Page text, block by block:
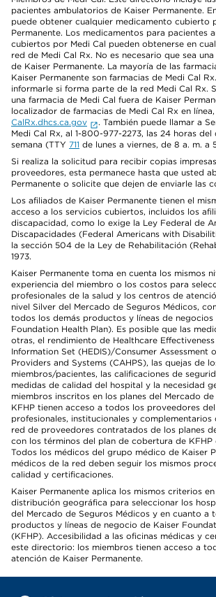
pacientes ambulatorios de Kaiser Permanente.
puede obtener cualquier medicamento cubierto
Permanente. Los medicamentos para pacientes
cubiertos por Medi Cal pueden obtenerse en
red de Medi Cal Rx. No es necesario que sea
de Kaiser Permanente. La mayoría de las
Kaiser Permanente son farmacias de Medi Cal
informarle si forma parte de la red Medi Cal Rx.
una farmacia de Medi Cal fuera de Kaiser
localizador de farmacias de Medi Cal Rx en
CalRx.dhcs.ca.gov
. También puede llamar a
Medi Cal Rx, al 1-800-977-2273, las 24 horas del
semana (TTY 711 de lunes a viernes, de 8 a. m. a
Si realiza la solicitud para recibir copias
proveedores, esta permanece hasta que usted
Permanente o solicite que dejen de enviarle las
Los afiliados de Kaiser Permanente tienen el
acceso a los servicios cubiertos, incluidos los
discapacidad, como lo exige la Ley Federal de
Discapacidades (Federal Americans with
la sección 504 de la Ley de Rehabilitación
1973.
Kaiser Permanente toma en cuenta los mismos
experiencia del miembro o los costos para
profesionales de la salud y los centros de
nivel Silver del Mercado de Seguros Médicos,
todos los demás productos y líneas de negocios
Foundation Health Plan). Es posible que las
otras, el rendimiento de Healthcare
Information Set (HEDIS)/Consumer Assessment
Providers and Systems (CAHPS), las quejas de
miembros/pacientes, las calificaciones de
medidas de calidad del hospital y la necesidad
miembros inscritos en los planes del Mercado
KFHP tienen acceso a todos los proveedores
profesionales, institucionales y complementarios
red de proveedores contratados de los planes
con los términos del plan de cobertura de KFHP
Todos los médicos del grupo médico de Kaiser
médicos de la red deben seguir los mismos
calidad y certificaciones.
Kaiser Permanente aplica los mismos criterios
distribución geográfica para seleccionar los
del Mercado de Seguros Médicos y en cuanto a
productos y líneas de negocio de Kaiser
(KFHP). Accesibilidad a las oficinas médicas y
este directorio: los miembros tienen acceso a
atención de Kaiser Permanente.